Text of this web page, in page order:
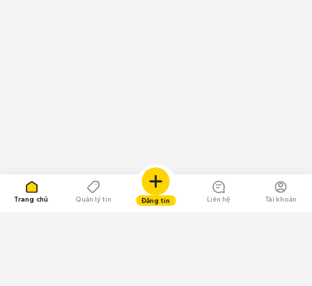
Trang chủ Quản lý tin Đăng tin Liên hệ Tài khoản